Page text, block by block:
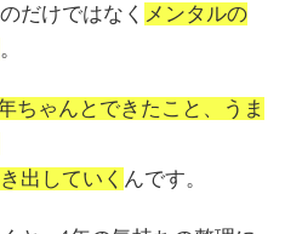
だけではなく メンタルの
。
ちゃんとできたこと、うま
出していく んです。